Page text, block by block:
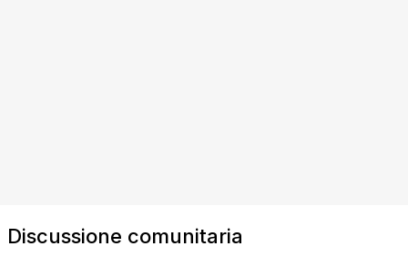
Discussione comunitaria